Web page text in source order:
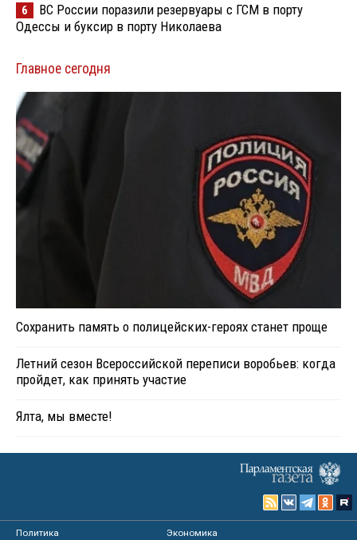
6
ВС России поразили резервуары с ГСМ в порту
Одессы и буксир в порту Николаева
Главное сегодня
Сохранить память о полицейских-героях станет проще
Летний сезон Всероссийской переписи воробьев: когда
пройдет, как принять участие
Ялта, мы вместе!
Политика
Экономика